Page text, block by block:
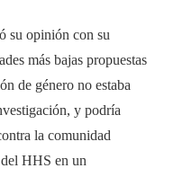
su opinión con su
más bajas propuestas
de género no estaba
y podría
la comunidad
HHS en un